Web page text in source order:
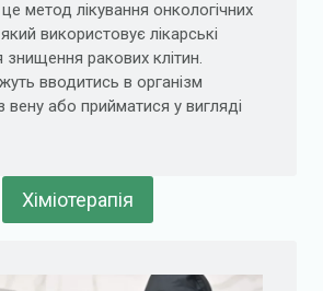
це метод лікування онкологічних
використовує лікарські
знищення ракових клітин.
вводитись в організм
вену або прийматися у вигляді
Хіміотерапія